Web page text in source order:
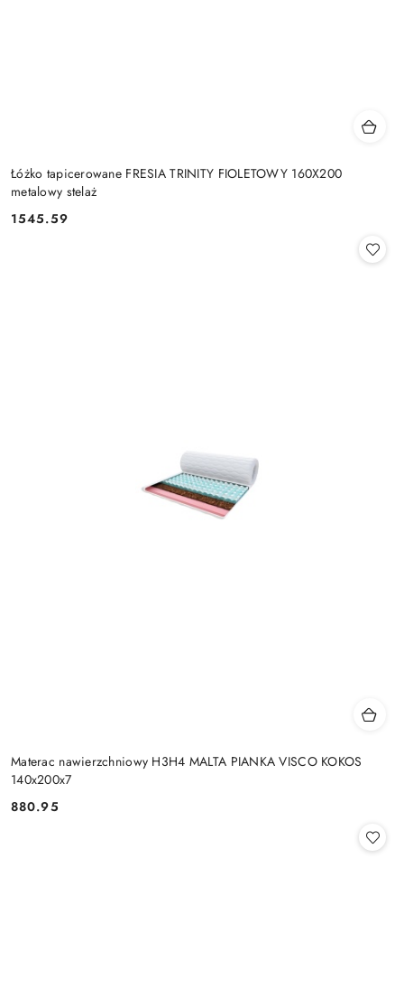
Łóżko tapicerowane FRESIA TRINITY FIOLETOWY 160X200
metalowy stelaż
Cena:
1545.59
Materac nawierzchniowy H3H4 MALTA PIANKA VISCO KOKOS
140x200x7
Cena:
880.95